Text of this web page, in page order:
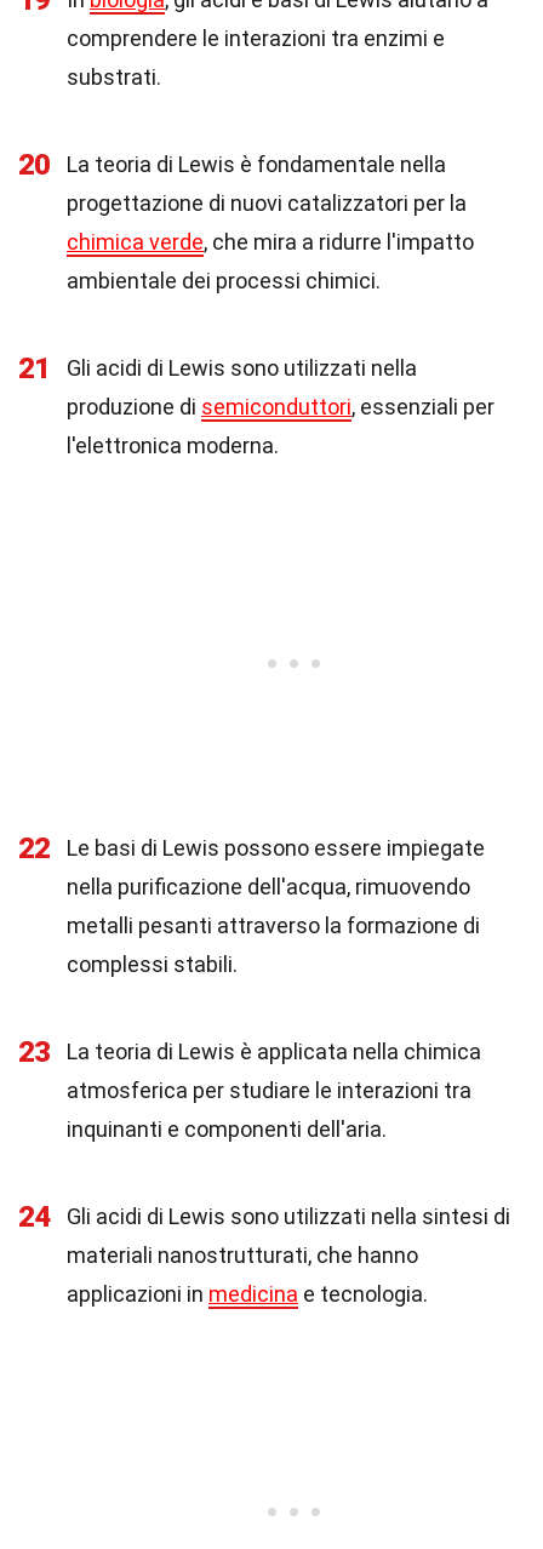
comprendere le interazioni tra enzimi e
substrati.
20
La teoria di Lewis è fondamentale nella
progettazione di nuovi catalizzatori per la
chimica verde, che mira a ridurre l'impatto
ambientale dei processi chimici.
21
Gli acidi di Lewis sono utilizzati nella
produzione di semiconduttori, essenziali per
l'elettronica moderna.
22
Le basi di Lewis possono essere impiegate
nella purificazione dell'acqua, rimuovendo
metalli pesanti attraverso la formazione di
complessi stabili.
23
La teoria di Lewis è applicata nella chimica
atmosferica per studiare le interazioni tra
inquinanti e componenti dell'aria.
24
Gli acidi di Lewis sono utilizzati nella sintesi di
materiali nanostrutturati, che hanno
applicazioni in medicina e tecnologia.